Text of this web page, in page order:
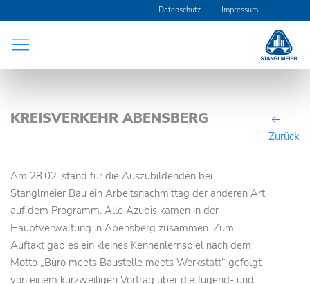
Datenschutz Impressum
KREISVERKEHR ABENSBERG
Am 28.02. stand für die Auszubildenden bei
Stanglmeier Bau ein Arbeitsnachmittag der anderen Art
auf dem Programm. Alle Azubis kamen in der
Hauptverwaltung in Abensberg zusammen. Zum
Auftakt gab es ein kleines Kennenlernspiel nach dem
Motto „Büro meets Baustelle meets Werkstatt“ gefolgt
von einem kurzweiligen Vortrag über die Jugend- und
Zurück